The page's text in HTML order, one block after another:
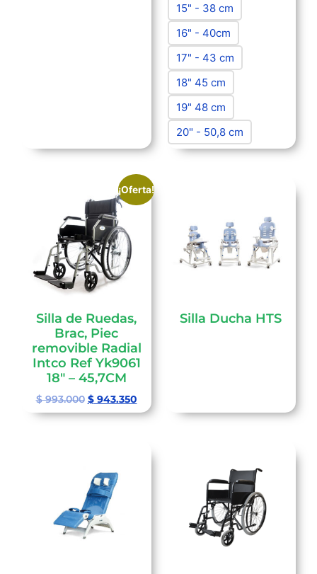
15" - 38 cm
16" - 40cm
17" - 43 cm
18" 45 cm
19" 48 cm
20" - 50,8 cm
¡Oferta!
Silla de Ruedas,
Brac, Piec
removible Radial
Intco Ref Yk9061
18″ – 45,7CM
$993.000 $943.350
Silla Ducha HTS